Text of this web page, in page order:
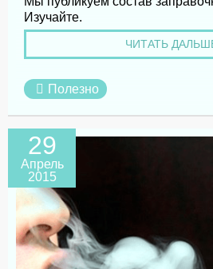
Изучайте.
ЧИТАТЬ
Полезно
29
Апрель
2015